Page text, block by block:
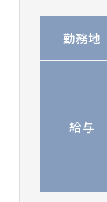
勤務地
給与